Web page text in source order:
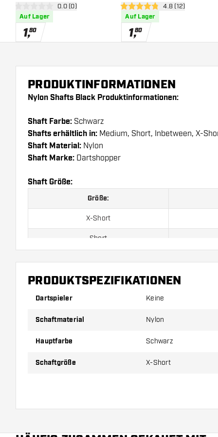
Bewertungsbereich öffnen
0 Bewertungssterne
0.0 (0)
Auf Lager
1,80
4.8 Bewertungssterne
4.8 (12)
Auf Lager
1,80
PRODUKTINFORMATIONEN
Nylon Shafts Black Produktinformationen:
Shaft Farbe: Schwarz
Shafts erhältlich in: Medium, Short, Inbetween, X-
Shaft Material: Nylon
Shaft Marke: Dartshopper
Shaft Größe:
Größe:
X-Short
Short
Medium
Preise gelten jeweils für ein Set (1 Set = 3 Stück).
PRODUKTSPEZIFIKATIONEN
Dartspieler Keine
Schaftmaterial Nylon
Hauptfarbe Schwarz
Schaftgröße X-Short